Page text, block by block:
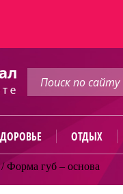
ОТДЫХ
/Форма губ – основа